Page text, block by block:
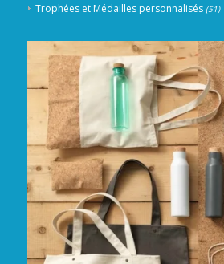
Trophées et Médailles personnalisés (51)